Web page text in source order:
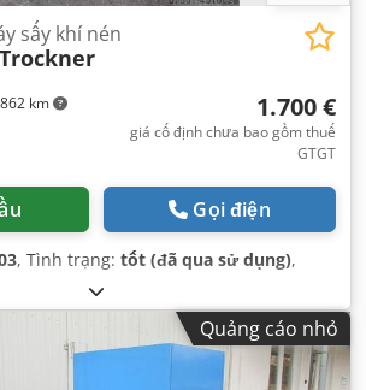
km
sấy khí nén
1.700 €
giá cố định chưa bao gồm thuế
GTGT
Gọi điện
, Tình trạng: tốt (đã qua sử dụng),
Quảng cáo nhỏ